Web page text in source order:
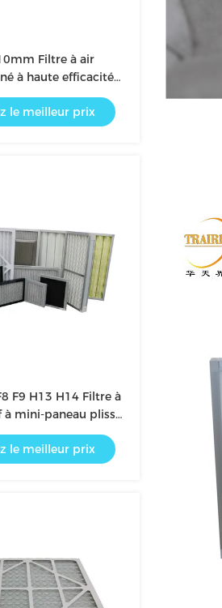
Filtre à air
à haute efficacité
le meilleur prix
F9 H13 H14 Filtre à
mini-paneau plissé
domestique
le meilleur prix